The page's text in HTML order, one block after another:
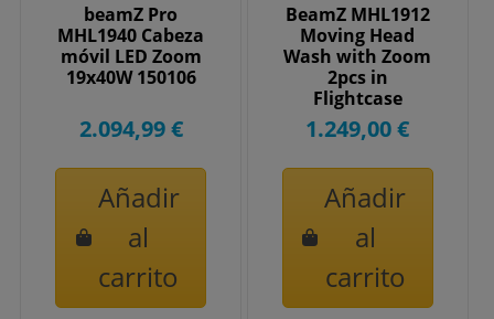
beamZ Pro
MHL1940 Cabeza
móvil LED Zoom
19x40W 150106
2.094,99 €
Añadir
al
carrito
BeamZ MHL1912
Moving Head
Wash with Zoom
2pcs in
Flightcase
1.249,00 €
Añadir
al
carrito